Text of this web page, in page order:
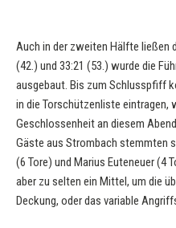
Auch in der zweiten Hälfte ließen
(42.) und 33:21 (53.) wurde die
ausgebaut. Bis zum Schlusspfiff
in die Torschützenliste eintragen,
Geschlossenheit an diesem
Gäste aus Strombach stemmten
(6 Tore) und Marius Euteneuer (4
aber zu selten ein Mittel, um die
Deckung, oder das variable